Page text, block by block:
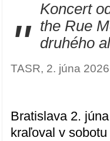
"
Koncert
the Rue
druhého
TASR, 2. júna
Bratislava 2.
kraľoval v